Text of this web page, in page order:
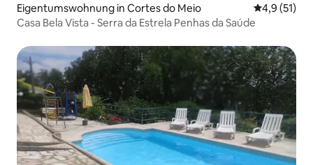
Eigentumswohnung in Cortes do Meio
4,9 (51)
Casa Bela Vista - Serra da Estrela Penhas da Saúde